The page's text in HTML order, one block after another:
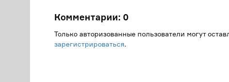
Комментарии: 0
Только авторизованные пользователи могут
зарегистрироваться.